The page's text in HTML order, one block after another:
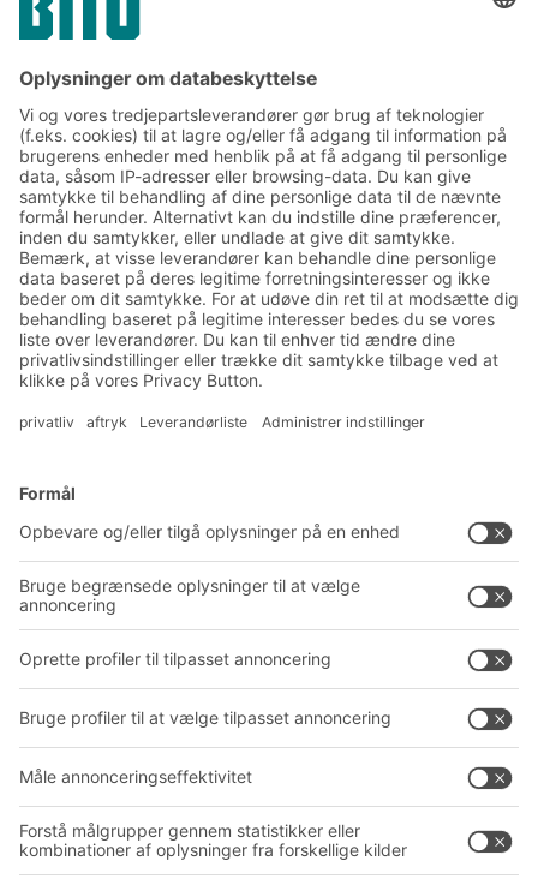
Tilmeld dig vores BITO
nyhedsbrev:
Nyheder og viden om lager
og logistik
Eksklusiv rabat
Produktnyheder
Tilmeld dig vores nyhedsbrev
Løsninger
Intralogistikløsninger
Kassesystemer
Reolsystemer
Service
PRODUKTKATALOG
PROJECT GUIDE
Virksomhed
Vores globale netværk
Produktionssteder
Follow us